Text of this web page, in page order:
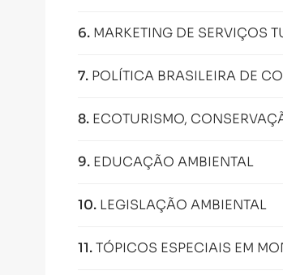
6. MARKETING DE SERVIÇOS
7. POLÍTICA BRASILEIRA DE
8. ECOTURISMO,
9. EDUCAÇÃO AMBIENTAL
10. LEGISLAÇÃO AMBIENTAL
11.TÓPICOS ESPECIAIS EM